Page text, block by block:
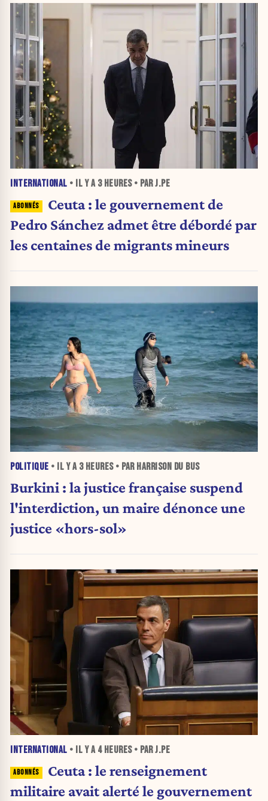
INTERNATIONAL • IL Y A 3 HEURES• PAR J.PE
Ceuta : le gouvernement de
Pedro Sánchez admet être débordé par
les centaines de migrants mineurs
POLITIQUE • IL Y A 3 HEURES• PAR HARRISON DU BUS
Burkini : la justice française suspend
l'interdiction, un maire dénonce une
justice «hors-sol»
INTERNATIONAL • IL Y A 4 HEURES• PAR J.PE
Ceuta : le renseignement
militaire avait alerté le gouvernement